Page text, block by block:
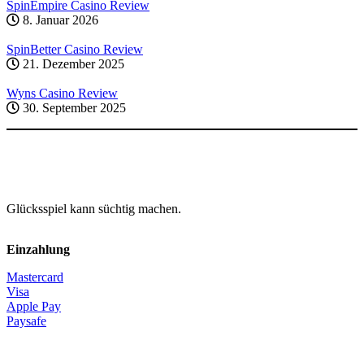
SpinEmpire Casino Review
8. Januar 2026
SpinBetter Casino Review
21. Dezember 2025
Wyns Casino Review
30. September 2025
Glücksspiel kann süchtig machen.
Einzahlung
Mastercard
Visa
Apple Pay
Paysafe